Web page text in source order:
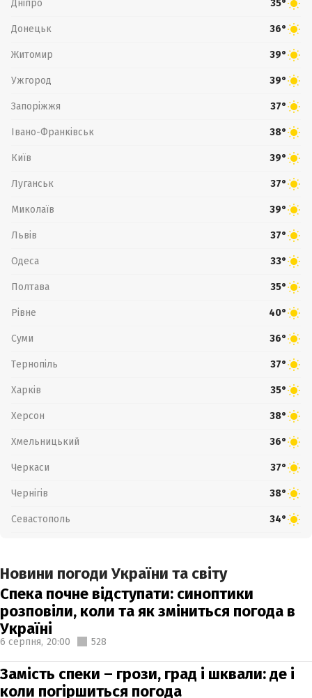
Дніпро 35°
Донецьк 36°
Житомир 39°
Ужгород 39°
Запоріжжя 37°
Івано-Франківськ 38°
Київ 39°
Луганськ 37°
Миколаїв 39°
Львів 37°
Одеса 33°
Полтава 35°
Рівне 40°
Суми 36°
Тернопіль 37°
Харків 35°
Херсон 38°
Хмельницький 36°
Черкаси 37°
Чернігів 38°
Севастополь 34°
Новини погоди України та світу
Спека почне відступати: синоптики
розповіли, коли та як зміниться погода в
Україні
6 серпня, 20:00 528
Замість спеки – грози, град і шквали: де і
коли погіршиться погода